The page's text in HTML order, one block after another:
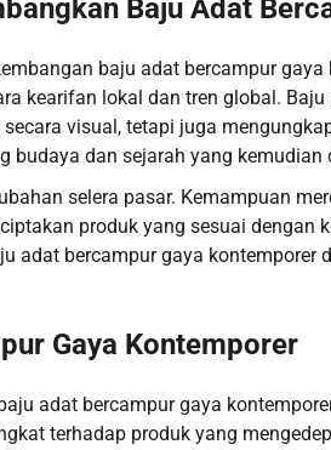
Baju Adat
baju adat bercampur
kearifan lokal dan tren global.
visual, tetapi juga
budaya dan sejarah yang
selera pasar. Kemampuan
produk yang sesuai dengan
adat bercampur gaya kontemporer
Gaya Kontemporer
adat bercampur gaya
terhadap produk yang